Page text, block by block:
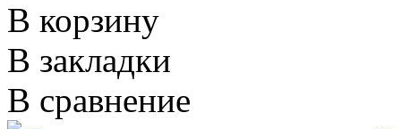
В корзину
В закладки
В сравнение